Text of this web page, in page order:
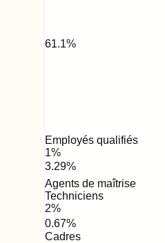
61.1%
Employés qualifiés
1%
3.29%
Agents de maîtrise
Techniciens
2%
0.67%
Cadres